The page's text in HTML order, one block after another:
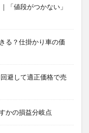
「値段がつかない」
る？仕掛かり車の価
避して適正価格で売
かの損益分岐点